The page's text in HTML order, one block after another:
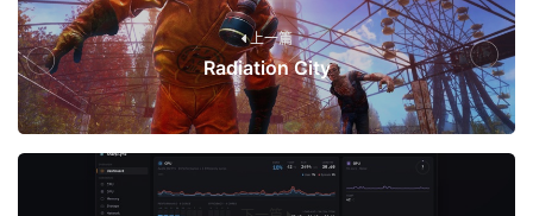
上一篇
Radiation City